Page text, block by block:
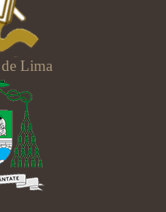
Lima